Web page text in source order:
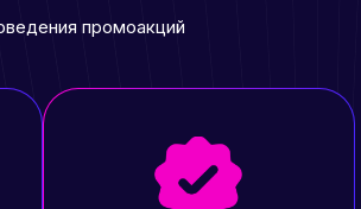
промоакций